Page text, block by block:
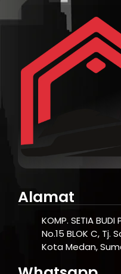
Alamat
KOMP. SETIA
No.15 BLOK C, Tj.
Kota Medan,